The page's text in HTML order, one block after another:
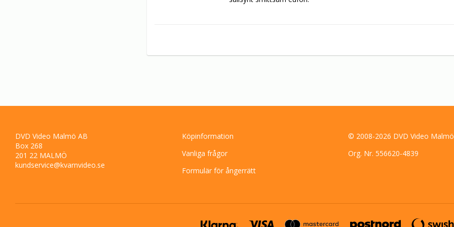
DVD Video Malmö AB
Box 268
201 22 MALMÖ
kundservice@kvarnvideo.se
Köpinformation
Vanliga frågor
Formulär för ångerrätt
© 2008-2026 DVD Video
Org. Nr. 556620-4839